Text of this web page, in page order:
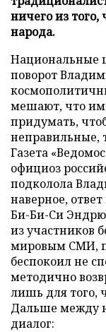
ничего из
народа.
Национальные
поворот
мешают, что им
придумать,
неправильные,
Газета
официоз
подколола
наверное,
Би-Би-Си
из участников
мировым СМИ,
беспокоил не
методично
лишь для того,
Дальше между
диалог: